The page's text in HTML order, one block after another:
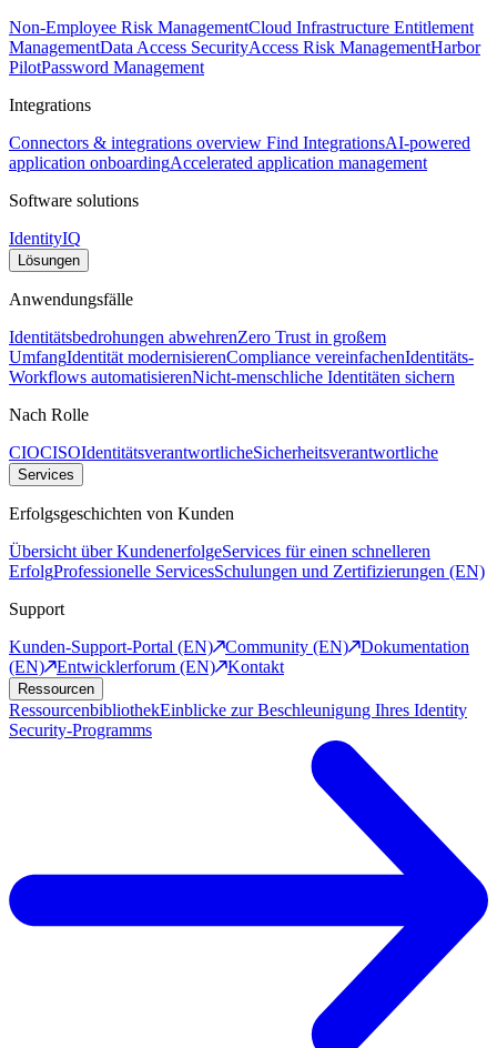
Non-Employee Risk ManagementCloud Infrastructure Entitlement
ManagementData Access SecurityAccess Risk ManagementHarbor
PilotPassword Management
Integrations
Connectors & integrations overview Find IntegrationsAI-powered
application onboardingAccelerated application management
Software solutions
IdentityIQ
Lösungen
Anwendungsfälle
Identitätsbedrohungen abwehrenZero Trust in großem
UmfangIdentität modernisierenCompliance vereinfachenIdentitäts-
Workflows automatisierenNicht-menschliche Identitäten sichern
Nach Rolle
CIOCISOIdentitätsverantwortlicheSicherheitsverantwortliche
Services
Erfolgsgeschichten von Kunden
Übersicht über KundenerfolgeServices für einen schnelleren
ErfolgProfessionelle ServicesSchulungen und Zertifizierungen (EN)
Support
Kunden-Support-Portal (EN)
Community (EN)
Dokumentation
(EN)
Entwicklerforum (EN) Kontakt
Ressourcen
RessourcenbibliothekEinblicke zur Beschleunigung Ihres Identity
Security-Programms